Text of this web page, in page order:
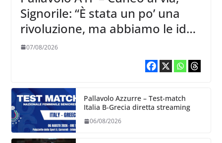
Signorile: “È stata un po’ una
rivoluzione, ma abbiamo le idee
chiare siu cosa vogliamo fare”
07/08/2026
Pallavolo Azzurre – Test-match
Italia B-Grecia diretta streaming
06/08/2026